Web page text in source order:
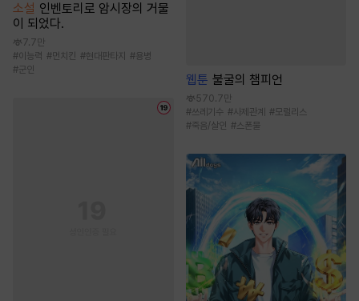
소설 인벤토리로 암시장의 거물
이 되었다.
7.7만
#이능력 #먼치킨 #현대판타지 # 용병
#군인
웹툰 불굴의 챔피언
570.7만
#쓰레기수 #사제관계 #모럴리스
#죽음/살인 #스폰물